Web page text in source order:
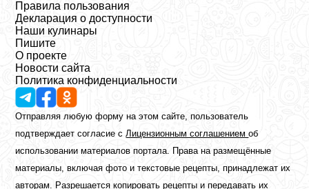
Правила пользования
Декларация о доступности
Наши кулинары
Пишите
О проекте
Новости сайта
Политика конфиденциальности
Отправляя любую форму на этом сайте, пользователь
подтверждает согласие сЛицензионным соглашениемоб
использовании материалов портала. Права на размещённые
материалы, включая фото и текстовые рецепты, принадлежат их
авторам. Разрешается копировать рецепты и передавать их